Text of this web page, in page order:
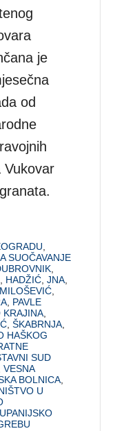
je
od
Vukovar
,
SUOČAVANJE
,
, HADŽIĆ,JNA,
MILOŠEVIĆ,
, PAVLE
KRAJINA,
,ŠKABRNJA,
HAŠKOG
SUD
VESNA
BOLNICA,
U